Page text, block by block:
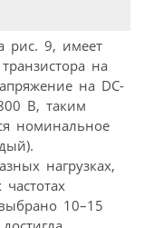
рис. 9, имеет
на
на DC-
В, таким
номинальное
нагрузках,
10–15